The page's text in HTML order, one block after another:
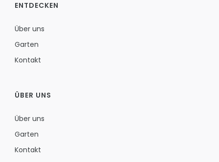
ENTDECKEN
Über uns
Garten
Kontakt
ÜBER UNS
Über uns
Garten
Kontakt